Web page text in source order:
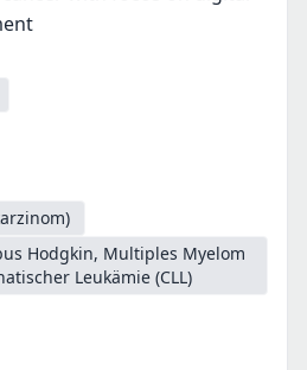
Hodgkin, Multiples Myelom
Leukämie (CLL)